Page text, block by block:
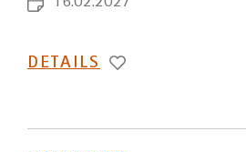
DETAILS